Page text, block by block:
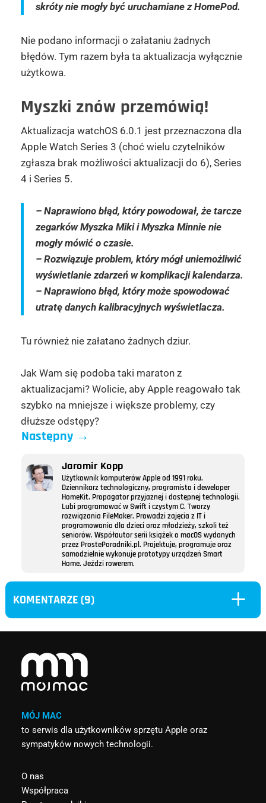
skróty nie mogły być uruchamiane z HomePod.
Nie podano informacji o załataniu żadnych
błędów. Tym razem była ta aktualizacja wyłącznie
użytkowa.
Myszki znów przemówią!
Aktualizacja watchOS 6.0.1 jest przeznaczona dla
Apple Watch Series 3 (choć wielu czytelników
zgłasza brak możliwości aktualizacji do 6), Series
4 i Series 5.
– Naprawiono błąd, który powodował, że tarcze
zegarków Myszka Miki i Myszka Minnie nie
mogły mówić o czasie.
– Rozwiązuje problem, który mógł uniemożliwić
wyświetlanie zdarzeń w komplikacji kalendarza.
– Naprawiono błąd, który może spowodować
utratę danych kalibracyjnych wyświetlacza.
Tu również nie załatano żadnych dziur.
Jak Wam się podoba taki maraton z
aktualizacjami? Wolicie, aby Apple reagowało tak
szybko na mniejsze i większe problemy, czy
dłuższe odstępy?
Następny→
Jaromir Kopp
Użytkownik komputerów Apple od 1991 roku.
Dziennikarz technologiczny, programista i deweloper
HomeKit. Propagator przyjaznej i dostępnej technologii.
Lubi programować w Swift i czystym C. Tworzy
rozwiązania FileMaker. Prowadzi zajęcia z IT i
programowania dla dzieci oraz młodzieży, szkoli też
seniorów. Współautor serii książek o macOS wydanych
przez ProstePoradniki.pl. Projektuje, programuje oraz
samodzielnie wykonuje prototypy urządzeń Smart
Home. Jeździ rowerem.
KOMENTARZE (9) L
MÓJ MAC
to serwis dla użytkowników sprzętu Apple oraz
sympatyków nowych technologii.
O nas
Współpraca